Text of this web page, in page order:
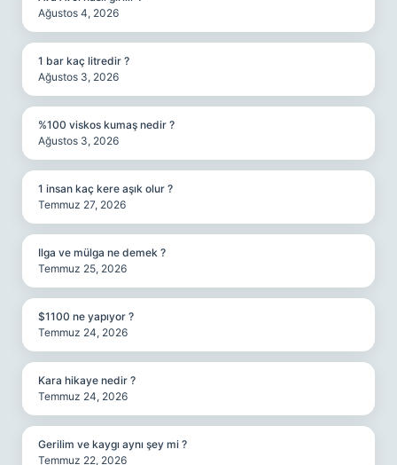
Ağustos 4, 2026
1 bar kaç litredir ?
Ağustos 3, 2026
%100 viskos kumaş nedir ?
Ağustos 3, 2026
1 insan kaç kere aşık olur ?
Temmuz 27, 2026
Ilga ve mülga ne demek ?
Temmuz 25, 2026
$1100 ne yapıyor ?
Temmuz 24, 2026
Kara hikaye nedir ?
Temmuz 24, 2026
Gerilim ve kaygı aynı şey mi ?
Temmuz 22, 2026